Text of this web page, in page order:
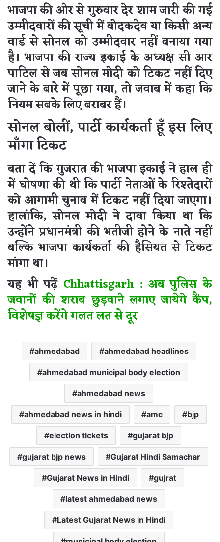
भाजपा की ओर से गुरुवार देर शाम जारी की गई
उम्मीदवारों की सूची में बोदकदेव या किसी अन्य
वार्ड से सोनल को उम्मीदवार नहीं बनाया गया
है। भाजपा की राज्य इकाई के अध्यक्ष सी आर
पाटिल से जब सोनल मोदी को टिकट नहीं दिए
जाने के बारे में पूछा गया, तो जवाब में कहा कि
नियम सबके लिए बराबर हैं।
सोनल बोलीं, पार्टी कार्यकर्ता हूँ इस लिए
माँगा टिकट
बता दें कि गुजरात की भाजपा इकाई ने हाल ही
में घोषणा की थी कि पार्टी नेताओं के रिश्तेदारों
को आगामी चुनाव में टिकट नहीं दिया जाएगा।
हालांकि, सोनल मोदी ने दावा किया था कि
उन्होंने प्रधानमंत्री की भतीजी होने के नाते नहीं
बल्कि भाजपा कार्यकर्ता की हैसियत से टिकट
मांगा था।
यह भी पढ़ें Chhattisgarh : अब पुलिस के
जवानों की शराब छुड़वाने लगाए जायेगे कैंप,
विशेषज्ञ करेंगे गलत लत से दूर
ahmedabad ahmedabad headlines
ahmedabad municipal body election
ahmedabad news
ahmedabad news in hindi amc bjp
election tickets gujarat bjp
gujarat bjp news Gujarat Hindi Samachar
Gujarat News in Hindi gujrat
latest ahmedabad news
Latest Gujarat News in Hindi